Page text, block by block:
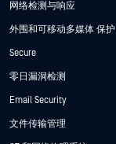
网络检测与响应
外围和可移动多媒体 保护
Secure
零日漏洞检测
Email Security
文件传输管理